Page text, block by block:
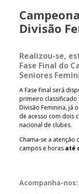
Divisão
Realizou-se,
Fase Final do
Seniores
A Fase Final será
primeiro classificado
Divisão Feminina, já
de acesso com dois
nacional de clubes.
Chama-se a atenção
campos e horas até
Acompanha-nos: